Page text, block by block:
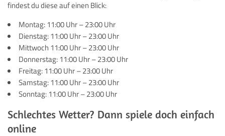
findest du diese auf einen Blick:
Montag: 11:00 Uhr – 23:00 Uhr
Dienstag: 11:00 Uhr – 23:00 Uhr
Mittwoch 11:00 Uhr – 23:00 Uhr
Donnerstag: 11:00 Uhr – 23:00 Uhr
Freitag: 11:00 Uhr – 23:00 Uhr
Samstag: 11:00 Uhr – 23:00 Uhr
Sonntag: 11:00 Uhr – 23:00 Uhr
Schlechtes Wetter? Dann spiele doch einfach
online